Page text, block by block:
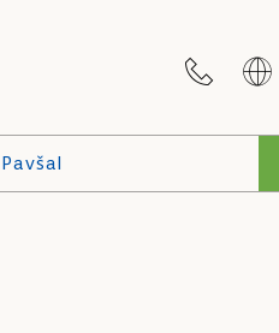
Pavšal